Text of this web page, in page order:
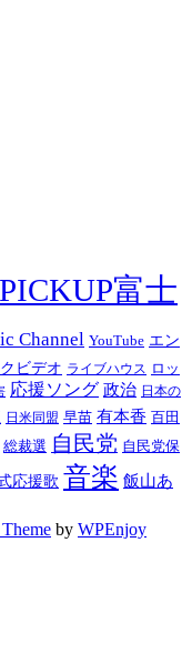
PICKUP富士
Channel YouTube エン
ビデオ ライブハウス ロッ
応援ソング 政治 日本の
日米同盟 早苗 有本香 百田
総裁選 自民党 自民党保
応援歌 音楽 飯山あ
by WPEnjoy